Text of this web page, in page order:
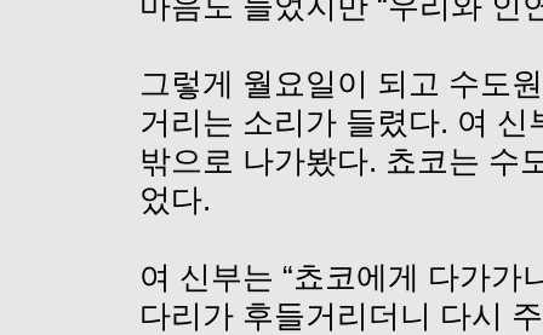
그렇게 월요일이 되고 수도
거리는 소리가 들렸다. 여 신
밖으로 나가봤다. 쵸코는 수
었다.
여 신부는 “쵸코에게 다가
다리가 후들거리더니 다시